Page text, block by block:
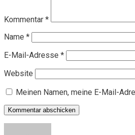
Kommentar *
Name *
E-Mail-Adresse *
Website
Meinen Namen, meine E-Mail-